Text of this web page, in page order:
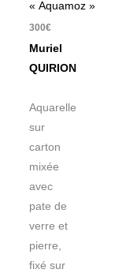
« Aquamoz »
300€
Muriel
QUIRION
Aquarelle
sur
carton
mixée
avec
pate de
verre et
pierre,
fixé sur